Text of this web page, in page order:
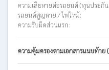
ความเสียหายต่อรถยนต์ (ทุนประกั
รถยนต์สูญหาย / ไฟไหม้:
ความรับผิดส่วนแรก:
ความคุ้มครองตามเอกสารแนบท้าย